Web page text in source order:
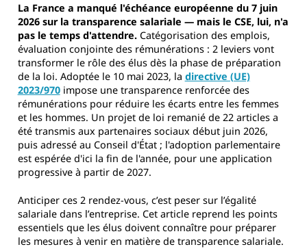
La France a manqué l'échéance européenne du 7 juin
2026 sur la transparence salariale — mais le CSE, lui, n'a
pas le temps d'attendre.Catégorisation des emplois,
évaluation conjointe des rémunérations : 2 leviers vont
transformer le rôle des élus dès la phase de préparation
de la loi. Adoptée le 10 mai 2023, la directive (UE)
2023/970impose une transparence renforcée des
rémunérations pour réduire les écarts entre les femmes
et les hommes. Un projet de loi remanié de 22 articles a
été transmis aux partenaires sociaux début juin 2026,
puis adressé au Conseil d'État ; l'adoption parlementaire
est espérée d'ici la fin de l'année, pour une application
progressive à partir de 2027.
Anticiper ces 2 rendez-vous, c’est peser sur l’égalité
salariale dans l’entreprise. Cet article reprend les points
essentiels que les élus doivent connaître pour préparer
les mesures à venir en matière de transparence salariale.